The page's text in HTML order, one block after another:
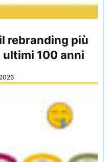
rebranding più
100 anni